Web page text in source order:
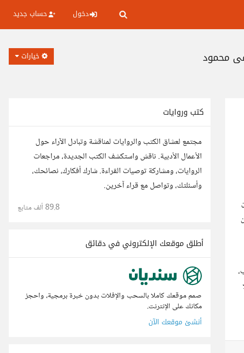
دخول حساب جديد
محمود خيارات
كتب وروايات
مجتمع لعشاق الكتب والروايات لمناقشة وتبادل الآراء حول
الأعمال الأدبية. ناقش واستكشف الكتب الجديدة، مراجعات
الروايات، ومشاركة توصيات القراءة. شارك أفكارك، نصائحك،
وأسئلتك، وتواصل مع قراء آخرين.
89.8 ألف متابع
أطلق موقعك الإلكتروني في دقائق
صمم موقعك كاملا بالسحب والإفلات بدون خبرة برمجية، واحجز
مكانك على الإنترنت.
أنشئ موقعك الآن